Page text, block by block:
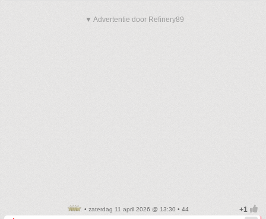
▼ Advertentie door Refinery89
• zaterdag 11 april 2026 @ 13:30 • 44